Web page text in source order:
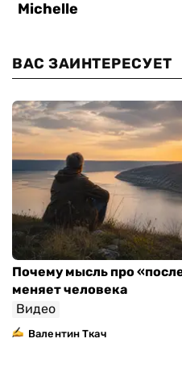
ВАС ЗАИНТЕРЕСУЕТ
Почему мысль про
меняет человека
Видео
Валентин Ткач